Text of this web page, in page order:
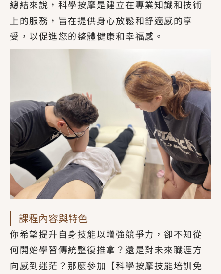
總結來說，科學按摩是建立在專業知識和技術
上的服務，旨在提供身心放鬆和舒適感的享
受，以促進您的整體健康和幸福感。
課程內容與特色
你希望提升自身技能以增強競爭力，卻不知從
何開始學習傳統整復推拿？還是對未來職涯方
向感到迷茫？那麼參加【科學按摩技能培訓免